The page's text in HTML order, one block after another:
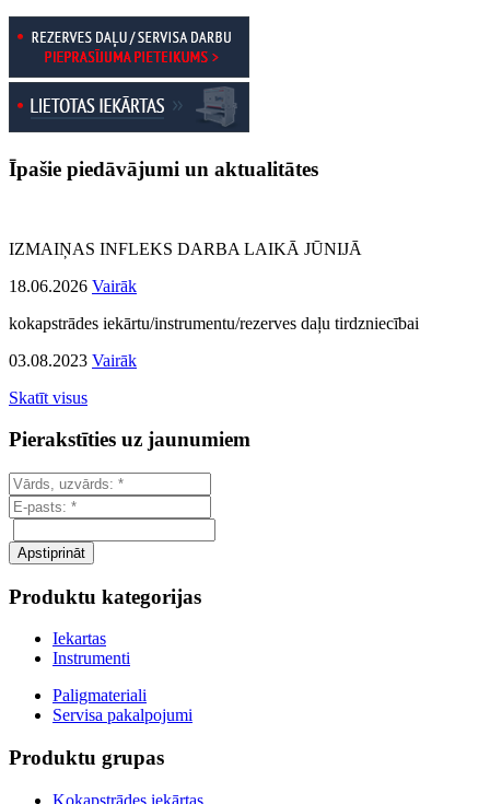
Īpašie piedāvājumi un aktualitātes
IZMAIŅAS INFLEKS DARBA LAIKĀ JŪNIJĀ
18.06.2026 Vairāk
kokapstrādes iekārtu/instrumentu/rezerves daļu tirdzniecībai
03.08.2023 Vairāk
Skatīt visus
Pierakstīties uz jaunumiem
Produktu kategorijas
Iekartas
Instrumenti
Paligmateriali
Servisa pakalpojumi
Produktu grupas
Kokapstrādes iekārtas